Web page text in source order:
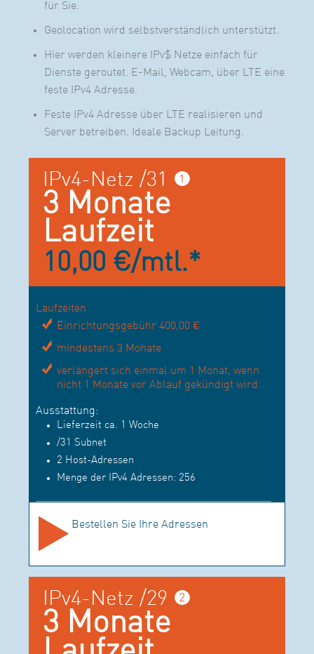
für Sie.
Geolocation wird selbstverständlich unterstützt.
Hier werden kleinere IPv$ Netze einfach für
Dienste geroutet. E-Mail, Webcam, über LTE eine
feste IPv4 Adresse.
Feste IPv4 Adresse über LTE realisieren und
Server betreiben. Ideale Backup Leitung.
IPv4-Netz /31 ❶
3 Monate
Laufzeit
10,00 €/mtl.*
Laufzeiten
Einrichtungsgebühr 400,00 €
mindestens 3 Monate
verlängert sich einmal um 1 Monat, wenn
nicht 1 Monate vor Ablauf gekündigt wird.
Ausstattung:
Lieferzeit ca. 1 Woche
/31 Subnet
2 Host-Adressen
Menge der IPv4 Adressen: 256
Bestellen Sie Ihre Adressen
IPv4-Netz /29 ❷
3 Monate